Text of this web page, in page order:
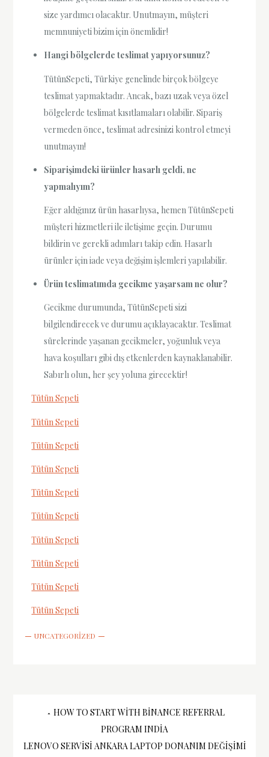
size yardımcı olacaktır. Unutmayın, müşteri
memnuniyeti bizim için önemlidir!
Hangi bölgelerde teslimat yapıyorsunuz?
TütünSepeti, Türkiye genelinde birçok bölgeye
teslimat yapmaktadır. Ancak, bazı uzak veya özel
bölgelerde teslimat kısıtlamaları olabilir. Sipariş
vermeden önce, teslimat adresinizi kontrol etmeyi
unutmayın!
Siparişimdeki ürünler hasarlı geldi, ne
yapmalıyım?
Eğer aldığınız ürün hasarlıysa, hemen TütünSepeti
müşteri hizmetleri ile iletişime geçin. Durumu
bildirin ve gerekli adımları takip edin. Hasarlı
ürünler için iade veya değişim işlemleri yapılabilir.
Ürün teslimatımda gecikme yaşarsam ne olur?
Gecikme durumunda, TütünSepeti sizi
bilgilendirecek ve durumu açıklayacaktır. Teslimat
sürelerinde yaşanan gecikmeler, yoğunluk veya
hava koşulları gibi dış etkenlerden kaynaklanabilir.
Sabırlı olun, her şey yoluna girecektir!
Tütün Sepeti
Tütün Sepeti
Tütün Sepeti
Tütün Sepeti
Tütün Sepeti
Tütün Sepeti
Tütün Sepeti
Tütün Sepeti
Tütün Sepeti
Tütün Sepeti
UNCATEGORIZED
YazıHOW TO START WITH BINANCE REFERRAL
PROGRAM INDIA
LENOVO SERVISI ANKARA LAPTOP DONANIM DEĞIŞIMI